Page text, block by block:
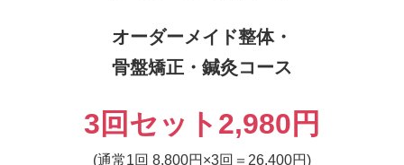
オーダーメイド整体・
骨盤矯正・鍼灸コース
3回セット2,980円
(通常1回 8,800円×3回＝26,400円)